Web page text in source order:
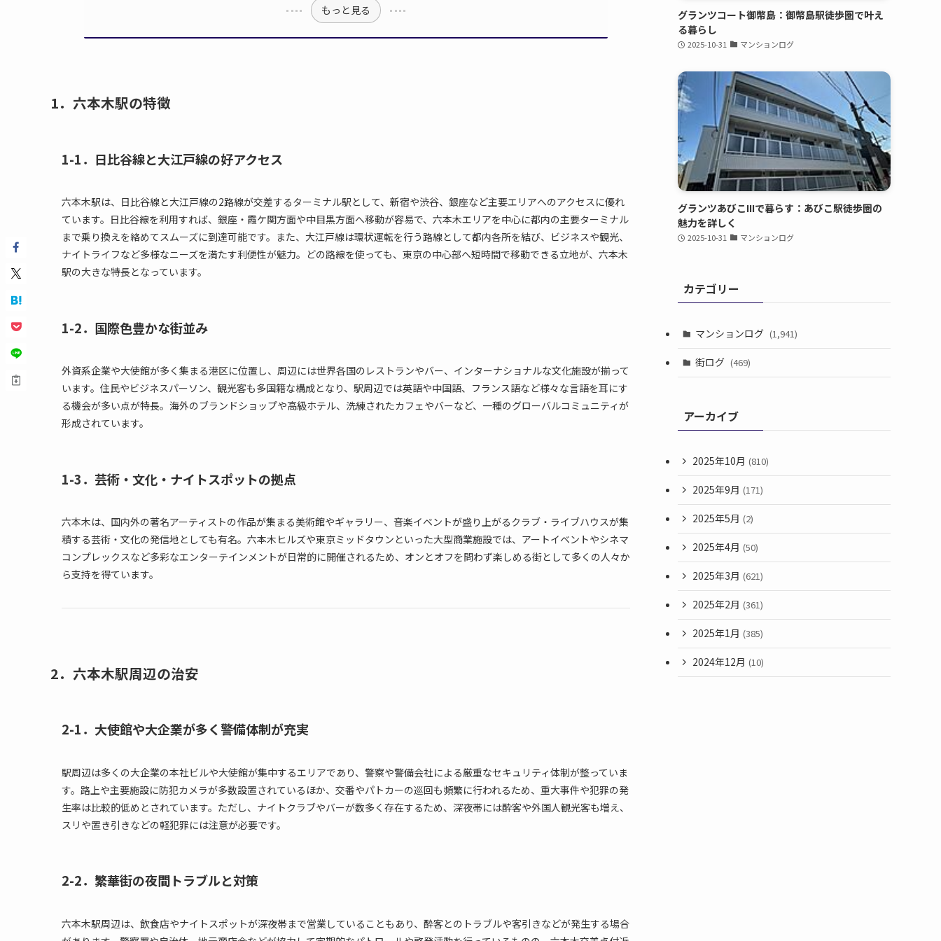
もっと見る
1．六本木駅の特徴
1-1．日比谷線と大江戸線の好アクセス
六本木駅は、日比谷線と大江戸線の2路線が交差するターミナル駅として、新宿や渋谷、銀座など主要エリアへのアクセスに優れ
ています。日比谷線を利用すれば、銀座・霞ケ関方面や中目黒方面へ移動が容易で、六本木エリアを中心に都内の主要ターミナル
まで乗り換えを絡めてスムーズに到達可能です。また、大江戸線は環状運転を行う路線として都内各所を結び、ビジネスや観光、
ナイトライフなど多様なニーズを満たす利便性が魅力。どの路線を使っても、東京の中心部へ短時間で移動できる立地が、六本木
駅の大きな特長となっています。
1-2．国際色豊かな街並み
外資系企業や大使館が多く集まる港区に位置し、周辺には世界各国のレストランやバー、インターナショナルな文化施設が揃って
います。住民やビジネスパーソン、観光客も多国籍な構成となり、駅周辺では英語や中国語、フランス語など様々な言語を耳にす
る機会が多い点が特長。海外のブランドショップや高級ホテル、洗練されたカフェやバーなど、一種のグローバルコミュニティが
形成されています。
1-3．芸術・文化・ナイトスポットの拠点
六本木は、国内外の著名アーティストの作品が集まる美術館やギャラリー、音楽イベントが盛り上がるクラブ・ライブハウスが集
積する芸術・文化の発信地としても有名。六本木ヒルズや東京ミッドタウンといった大型商業施設では、アートイベントやシネマ
コンプレックスなど多彩なエンターテインメントが日常的に開催されるため、オンとオフを問わず楽しめる街として多くの人々か
ら支持を得ています。
2．六本木駅周辺の治安
2-1．大使館や大企業が多く警備体制が充実
駅周辺は多くの大企業の本社ビルや大使館が集中するエリアであり、警察や警備会社による厳重なセキュリティ体制が整っていま
す。路上や主要施設に防犯カメラが多数設置されているほか、交番やパトカーの巡回も頻繁に行われるため、重大事件や犯罪の発
生率は比較的低めとされています。ただし、ナイトクラブやバーが数多く存在するため、深夜帯には酔客や外国人観光客も増え、
スリや置き引きなどの軽犯罪には注意が必要です。
2-2．繁華街の夜間トラブルと対策
六本木駅周辺は、飲食店やナイトスポットが深夜帯まで営業していることもあり、酔客とのトラブルや客引きなどが発生する場合
グランツコート御幣島：御幣島駅徒歩圏で叶え
る暮らし
2025-10-31 マンションログ
グランツあびこIIIで暮らす：あびこ駅徒歩圏の
魅力を詳しく
2025-10-31 マンションログ
カテゴリー
マンションログ (1,941)
街ログ (469)
アーカイブ
2025年10月 (810)
2025年9月 (171)
2025年5月 (2)
2025年4月 (50)
2025年3月 (621)
2025年2月 (361)
2025年1月 (385)
2024年12月 (10)